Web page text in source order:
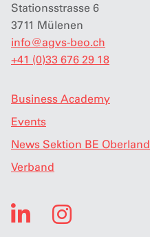
Stationsstrasse 6
3711 Mülenen
info@agvs-beo.ch
+41 (0)33 676 29 18
Business Academy
Events
News Sektion BE Oberland
Verband